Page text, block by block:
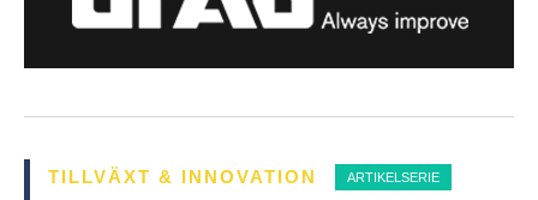
TILLVÄXT & INNOVATION ARTIKELSERIE